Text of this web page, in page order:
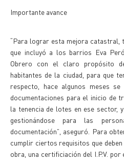
Importante avance
“Para lograr esta mejora catastral,
que incluyó a los barrios Eva
Obrero con el claro propósito
habitantes de la ciudad, para que
respecto, hace algunos meses
documentaciones para el inicio de
la tenencia de lotes en ese sector,
gestionándose para las
documentación”, aseguró. Para
cumplir ciertos requisitos que
obra, una certificiación del I.P.V.